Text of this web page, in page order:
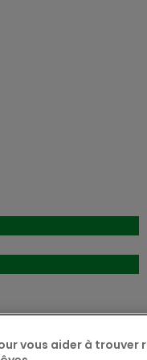
opportunité
de vie
Kirchberg.
vous aider à trouver